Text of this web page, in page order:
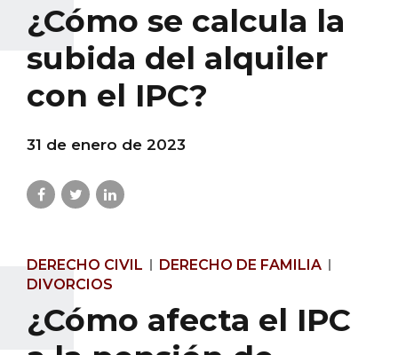
¿Cómo se calcula la
subida del alquiler
con el IPC?
31 de enero de 2023
DERECHO CIVIL
DERECHO DE FAMILIA
DIVORCIOS
¿Cómo afecta el IPC